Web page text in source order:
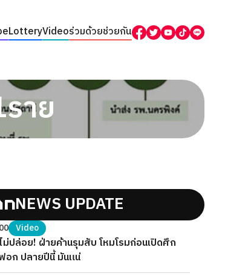
LotteryVideoร่วมด้วยช่วยกัน
าย
NEWS UPDATE
Video
ม่ปล่อย! ฝ่ายค้านรุมสับ โหมโรมก่อนเปิดศึก
อก ปลายปีนี้ มันแน่